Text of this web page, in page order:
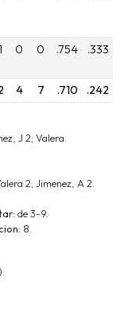
0 0 .754 .333
4 7 .710 .242
J 2; Valera.
2; Jimenez, A 2.
de 3-9.
8.